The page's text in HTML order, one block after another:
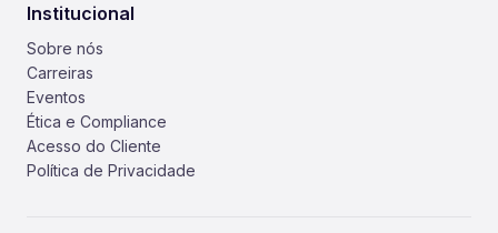
Institucional
Sobre nós
Carreiras
Eventos
Ética e Compliance
Acesso do Cliente
Política de Privacidade